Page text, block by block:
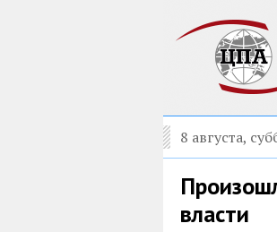
8 августа,
власти